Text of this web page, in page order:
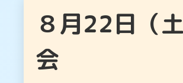
８月22日（
会